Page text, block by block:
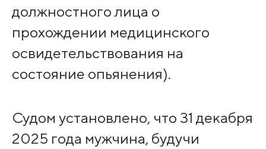
должностного лица о
прохождении медицинского
освидетельствования на
состояние опьянения).
Судом установлено, что 31 декабря
2025 года мужчина, будучи